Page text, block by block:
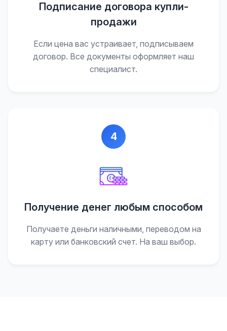
Подписание договора купли-
продажи
Если цена вас устраивает, подписываем
договор. Все документы оформляет наш
специалист.
4
Получение денег любым способом
Получаете деньги наличными, переводом на
карту или банковский счет. На ваш выбор.